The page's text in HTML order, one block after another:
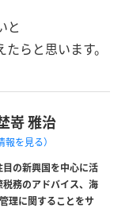
と
らと思います。
嵜 雅治
報を見る）
の新興国を中心に活
務のアドバイス、海
理に関することをサ